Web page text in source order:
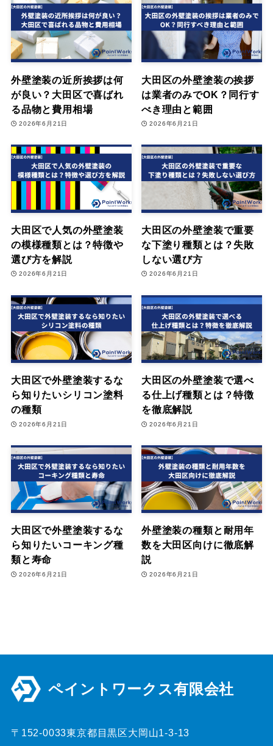
外壁塗装の近所挨拶は何
が良い？大田区で喜ばれ
る品物と費用相場
2026年6月21日
大田区の外壁塗装の挨拶
は業者のみでOK？同行す
べき理由と範囲
2026年6月21日
大田区で人気の外壁塗装
の模様種類とは？特徴や
選び方を解説
2026年6月21日
大田区の外壁塗装で重要
な下塗り種類とは？失敗
しない選び方
2026年6月21日
大田区で外壁塗装するな
ら知りたいシリコン塗料
の種類
2026年6月21日
大田区の外壁塗装で選べ
る仕上げ種類とは？特徴
を徹底解説
2026年6月21日
大田区で外壁塗装するな
ら知りたいコーキング種
類と寿命
2026年6月21日
外壁塗装の種類と耐用年
数を大田区向けに徹底解
説
2026年6月21日
ペイントワークス有限会社
〒152-0033東京都目黒区大岡山1-3-13